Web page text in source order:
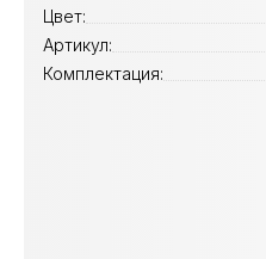
Цвет:
Артикул:
Комплектация: